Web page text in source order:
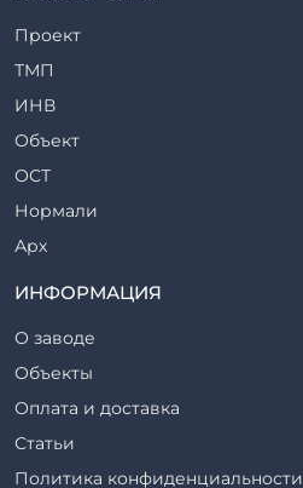
Ригели железобетонные
Сваи железобетонные
Стеновые блоки
Стойки железобетонные
Столбы железобетонные
Закладные детали
Трубы железобетонные
Утяжелители железобетонные
Фермы железобетонные
Фундаментные блоки
Фундаменты железобетонные
Шахты лифтов железобетонные
Шпалы железобетонные
Проект
ТМП
ИНВ
Объект
ОСТ
Нормали
Арх
ТР
Серия
ТП
ТПР
Шифр
ИНФОРМАЦИЯ
О заводе
Объекты
Оплата и доставка
Статьи
Политика конфиденциальности